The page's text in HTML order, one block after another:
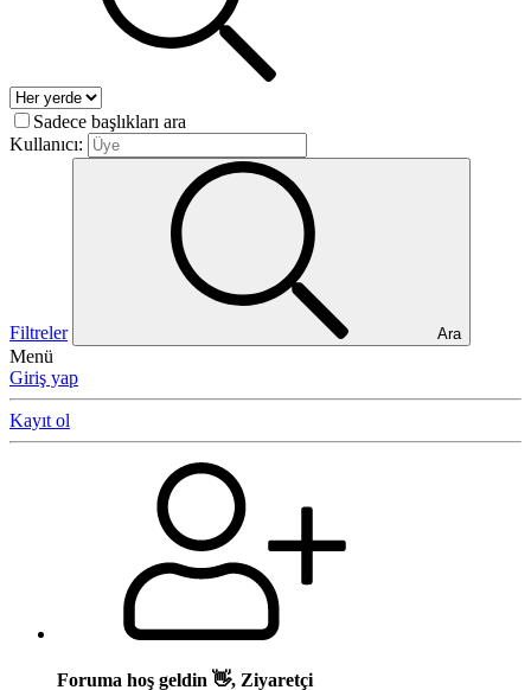
Sadece başlıkları ara
Kullanıcı:
Filtreler Ara
Menü
Giriş yap
Kayıt ol
Foruma hoş geldin 👋, Ziyaretçi